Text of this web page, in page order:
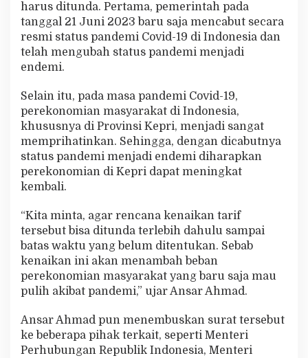
harus ditunda. Pertama, pemerintah pada
tanggal 21 Juni 2023 baru saja mencabut secara
resmi status pandemi Covid-19 di Indonesia dan
telah mengubah status pandemi menjadi
endemi.
Selain itu, pada masa pandemi Covid-19,
perekonomian masyarakat di Indonesia,
khususnya di Provinsi Kepri, menjadi sangat
memprihatinkan. Sehingga, dengan dicabutnya
status pandemi menjadi endemi diharapkan
perekonomian di Kepri dapat meningkat
kembali.
“Kita minta, agar rencana kenaikan tarif
tersebut bisa ditunda terlebih dahulu sampai
batas waktu yang belum ditentukan. Sebab
kenaikan ini akan menambah beban
perekonomian masyarakat yang baru saja mau
pulih akibat pandemi,” ujar Ansar Ahmad.
Ansar Ahmad pun menembuskan surat tersebut
ke beberapa pihak terkait, seperti Menteri
Perhubungan Republik Indonesia, Menteri